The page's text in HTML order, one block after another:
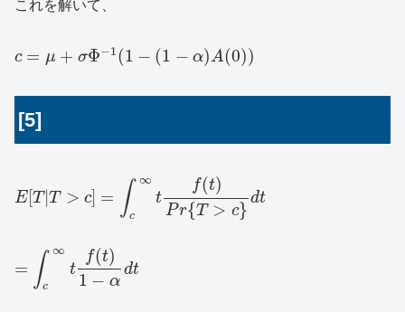
これを解いて、
c = μ + σΦ−1(1 − (1 − α)A(0))
[5]
E[T |T > c] = ∫ ∞
c
t
f(t)
Pr{T > c}
dt
= ∫ ∞
c
t
f(t)
1 − α
dt